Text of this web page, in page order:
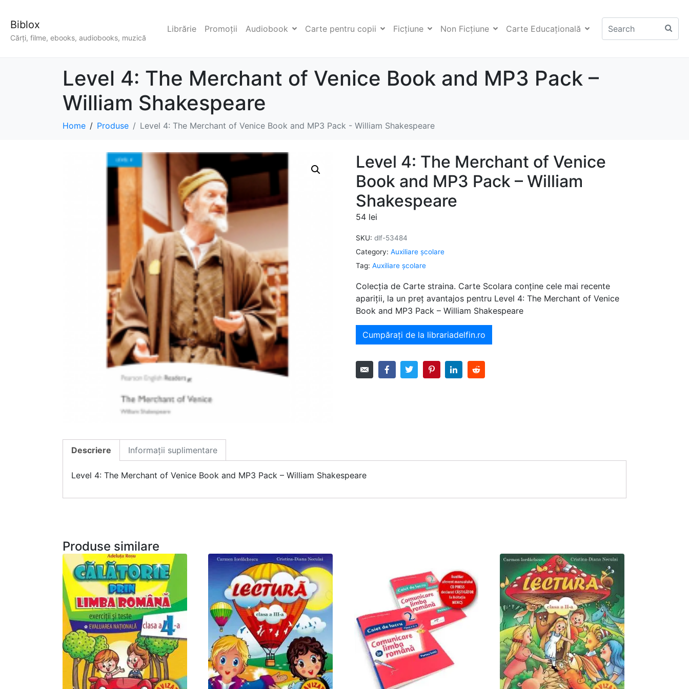
Biblox
Cărți, filme, ebooks, audiobooks, muzică
Librărie Promoții Audiobook Carte pentru copii Ficţiune Non Ficţiune Carte Educaţională
Level 4: The Merchant of Venice Book and MP3 Pack –
William Shakespeare
Home Produse Level 4: The Merchant of Venice Book and MP3 Pack - William Shakespeare
Level 4: The Merchant of Venice
Book and MP3 Pack – William
Shakespeare
54 lei
SKU: dlf-53484
Category: Auxiliare şcolare
Tag: Auxiliare şcolare
Colecția de Carte straina. Carte Scolara conține cele mai recente
apariții, la un preț avantajos pentru Level 4: The Merchant of Venice
Book and MP3 Pack – William Shakespeare
Cumpărați de la librariadelfin.ro
Descriere Informații suplimentare
Level 4: The Merchant of Venice Book and MP3 Pack – William Shakespeare
Produse similare